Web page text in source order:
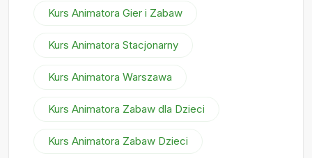
Kurs Animatora Gier i Zabaw
Kurs Animatora Stacjonarny
Kurs Animatora Warszawa
Kurs Animatora Zabaw dla Dzieci
Kurs Animatora Zabaw Dzieci